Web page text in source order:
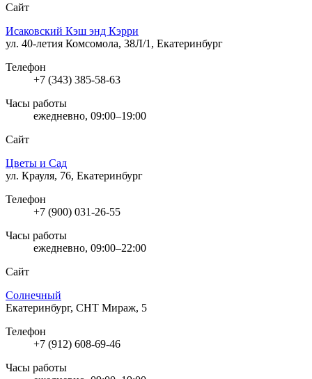
Сайт
Исаковский Кэш энд Кэрри
ул. 40-летия Комсомола, 38Л/1, Екатеринбург
Телефон
+7 (343) 385-58-63
Часы работы
ежедневно, 09:00–19:00
Сайт
Цветы и Сад
ул. Крауля, 76, Екатеринбург
Телефон
+7 (900) 031-26-55
Часы работы
ежедневно, 09:00–22:00
Сайт
Солнечный
Екатеринбург, СНТ Мираж, 5
Телефон
+7 (912) 608-69-46
Часы работы